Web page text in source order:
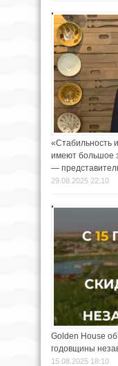
«Стабильность
имеют большое
—
29.08.2025 22:10
Golden House
годовщины
15.08.2025 18:10